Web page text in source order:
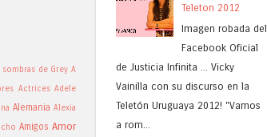
sombras de Grey A
Actrices Adele
Alemania Alexia
Amigos Amor
Teleton 2012
Imagen robada del
Facebook Oficial
de Justicia Infinita ... Vicky
Vainilla con su discurso en la
Teletón Uruguaya 2012! "Vamos
a rom...